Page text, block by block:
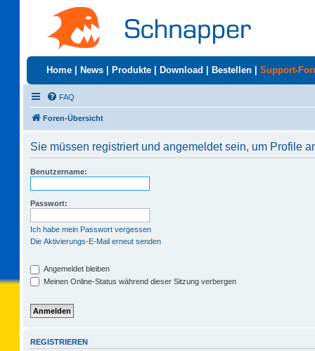
Home News Produkte Download Bestellen Support-
FAQ
Foren-Übersicht
Sie müssen registriert und angemeldet sein, um Profile
Benutzername:
Passwort:
Ich habe mein Passwort vergessen
Die Aktivierungs-E-Mail erneut senden
Angemeldet bleiben
Meinen Online-Status während dieser Sitzung verbergen
REGISTRIEREN